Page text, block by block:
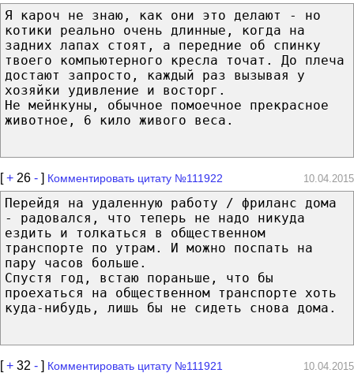
Я кароч не знаю, как они это делают - но
котики реально очень длинные, когда на
задних лапах стоят, а передние об спинку
твоего компьютерного кресла точат. До плеча
достают запросто, каждый раз вызывая у
хозяйки удивление и восторг.
Не мейнкуны, обычное помоечное прекрасное
животное, 6 кило живого веса.
[+ 26 - ] Комментировать цитату №111922 10.04.2015
Перейдя на удаленную работу / фриланс дома
- радовался, что теперь не надо никуда
ездить и толкаться в общественном
транспорте по утрам. И можно поспать на
пару часов больше.
Спустя год, встаю пораньше, что бы
проехаться на общественном транспорте хоть
куда-нибудь, лишь бы не сидеть снова дома.
[+ 32 - ] Комментировать цитату №111921 10.04.2015